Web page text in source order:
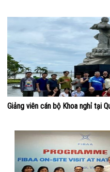
Giảng viên cán bộ Khoa nghỉ tại